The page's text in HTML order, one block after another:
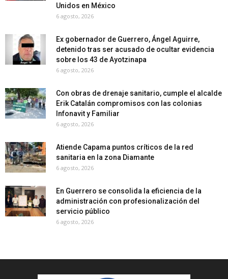
Unidos en México
6 agosto, 2026
Ex gobernador de Guerrero, Ángel Aguirre,
detenido tras ser acusado de ocultar evidencia
sobre los 43 de Ayotzinapa
6 agosto, 2026
Con obras de drenaje sanitario, cumple el alcalde
Erik Catalán compromisos con las colonias
Infonavit y Familiar
6 agosto, 2026
Atiende Capama puntos críticos de la red
sanitaria en la zona Diamante
6 agosto, 2026
En Guerrero se consolida la eficiencia de la
administración con profesionalización del
servicio público
6 agosto, 2026